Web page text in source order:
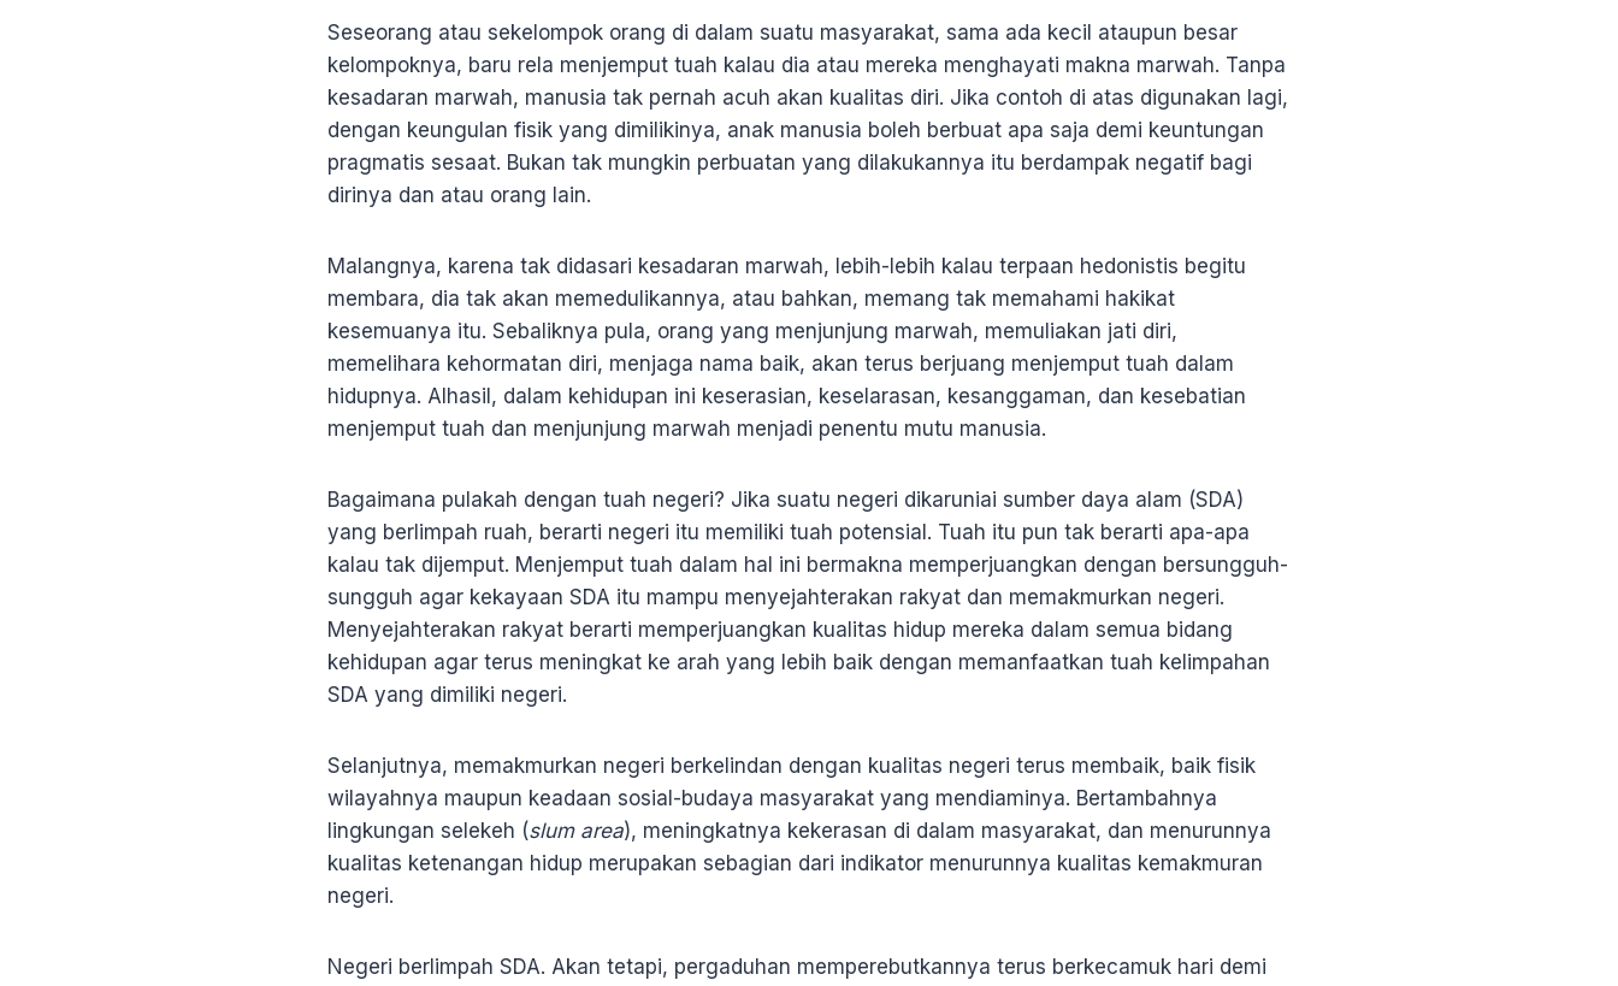
Seseorang atau sekelompok orang di dalam suatu masyarakat, sama ada kecil ataupun besar
kelompoknya, baru rela menjemput tuah kalau dia atau mereka menghayati makna marwah. Tanpa
kesadaran marwah, manusia tak pernah acuh akan kualitas diri. Jika contoh di atas digunakan lagi,
dengan keungulan fisik yang dimilikinya, anak manusia boleh berbuat apa saja demi keuntungan
pragmatis sesaat. Bukan tak mungkin perbuatan yang dilakukannya itu berdampak negatif bagi
dirinya dan atau orang lain.
Malangnya, karena tak didasari kesadaran marwah, lebih-lebih kalau terpaan hedonistis begitu
membara, dia tak akan memedulikannya, atau bahkan, memang tak memahami hakikat
kesemuanya itu. Sebaliknya pula, orang yang menjunjung marwah, memuliakan jati diri,
memelihara kehormatan diri, menjaga nama baik, akan terus berjuang menjemput tuah dalam
hidupnya. Alhasil, dalam kehidupan ini keserasian, keselarasan, kesanggaman, dan kesebatian
menjemput tuah dan menjunjung marwah menjadi penentu mutu manusia.
Bagaimana pulakah dengan tuah negeri? Jika suatu negeri dikaruniai sumber daya alam (SDA)
yang berlimpah ruah, berarti negeri itu memiliki tuah potensial. Tuah itu pun tak berarti apa-apa
kalau tak dijemput. Menjemput tuah dalam hal ini bermakna memperjuangkan dengan bersungguh-
sungguh agar kekayaan SDA itu mampu menyejahterakan rakyat dan memakmurkan negeri.
Menyejahterakan rakyat berarti memperjuangkan kualitas hidup mereka dalam semua bidang
kehidupan agar terus meningkat ke arah yang lebih baik dengan memanfaatkan tuah kelimpahan
SDA yang dimiliki negeri.
Selanjutnya, memakmurkan negeri berkelindan dengan kualitas negeri terus membaik, baik fisik
wilayahnya maupun keadaan sosial-budaya masyarakat yang mendiaminya. Bertambahnya
lingkungan selekeh (slum area), meningkatnya kekerasan di dalam masyarakat, dan menurunnya
kualitas ketenangan hidup merupakan sebagian dari indikator menurunnya kualitas kemakmuran
negeri.
Negeri berlimpah SDA. Akan tetapi, pergaduhan memperebutkannya terus berkecamuk hari demi